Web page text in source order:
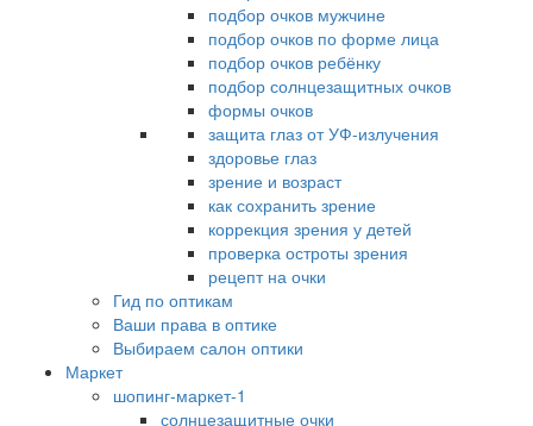
подбор очков мужчине
подбор очков по форме лица
подбор очков ребёнку
подбор солнцезащитных очков
формы очков
защита глаз от УФ-излучения
здоровье глаз
зрение и возраст
как сохранить зрение
коррекция зрения у детей
проверка остроты зрения
рецепт на очки
Гид по оптикам
Ваши права в оптике
Выбираем салон оптики
Маркет
шопинг-маркет-1
солнцезащитные очки